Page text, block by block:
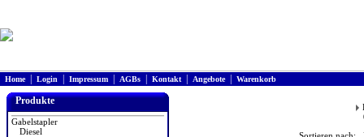
Home| Login Impressum AGBs Kontakt| Angebote| Warenkorb
Produkte
Gabelstapler
Diesel